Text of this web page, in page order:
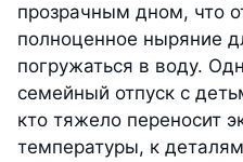
прозрачным дном, что
полноценное ныряние
погружаться в воду.
семейный отпуск с
кто тяжело переносит
температуры, к